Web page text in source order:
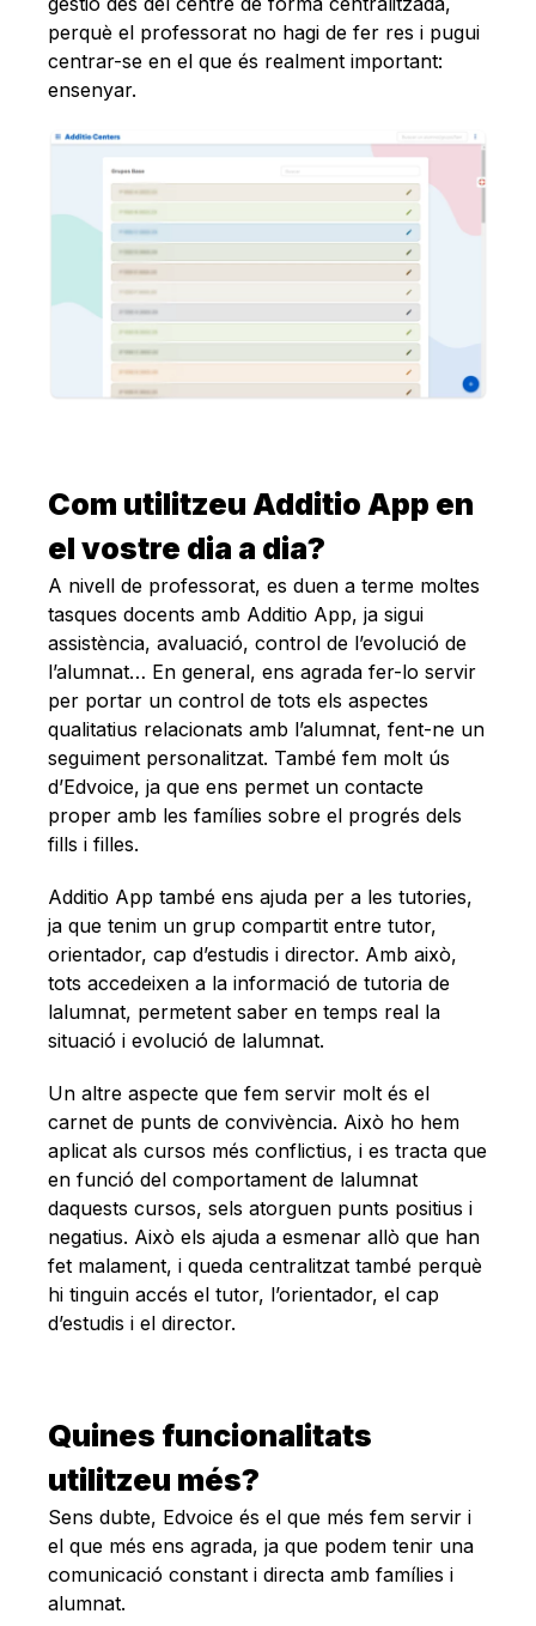
perquè el professorat no hagi de fer res i pugui
centrar-se en el que és realment important:
ensenyar.
Com utilitzeu Additio App en
el vostre dia a dia?
A nivell de professorat, es duen a terme moltes
tasques docents amb Additio App, ja sigui
assistència, avaluació, control de l’evolució de
l’alumnat… En general, ens agrada fer-lo servir
per portar un control de tots els aspectes
qualitatius relacionats amb l’alumnat, fent-ne un
seguiment personalitzat. També fem molt ús
d’Edvoice, ja que ens permet un contacte
proper amb les famílies sobre el progrés dels
fills i filles.
Additio App també ens ajuda per a les tutories,
ja que tenim un grup compartit entre tutor,
orientador, cap d’estudis i director. Amb això,
tots accedeixen a la informació de tutoria de
lalumnat, permetent saber en temps real la
situació i evolució de lalumnat.
Un altre aspecte que fem servir molt és el
carnet de punts de convivència. Això ho hem
aplicat als cursos més conflictius, i es tracta que
en funció del comportament de lalumnat
daquests cursos, sels atorguen punts positius i
negatius. Això els ajuda a esmenar allò que han
fet malament, i queda centralitzat també perquè
hi tinguin accés el tutor, l’orientador, el cap
d’estudis i el director.
Quines funcionalitats
utilitzeu més?
Sens dubte, Edvoice és el que més fem servir i
el que més ens agrada, ja que podem tenir una
comunicació constant i directa amb famílies i
alumnat.